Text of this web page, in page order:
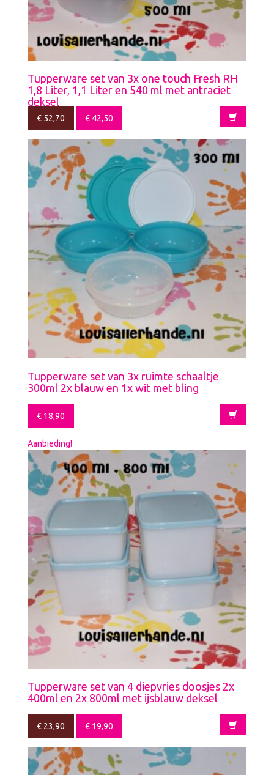
Tupperware set van 3x one touch Fresh RH
1,8 Liter, 1,1 Liter en 540 ml met antraciet
deksel
€52,70 € 42,50
Tupperware set van 3x ruimte schaaltje
300ml 2x blauw en 1x wit met bling
€ 18,90
Aanbieding!
Tupperware set van 4 diepvries doosjes 2x
400ml en 2x 800ml met ijsblauw deksel
€23,90 € 19,90